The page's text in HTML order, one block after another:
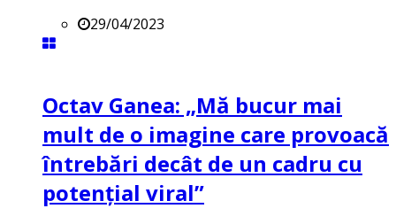
29/04/2023
Octav Ganea: „Mă bucur mai
mult de o imagine care provoacă
întrebări decât de un cadru cu
potenţial viral”